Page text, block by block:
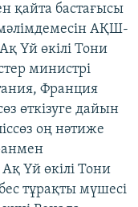
қайта бастағысы
АҚШ-
Үй өкілі Тони
министрі
Франция
өткізуге дайын
оң нәтиже
Үй өкілі Тони
тұрақты мүшесі